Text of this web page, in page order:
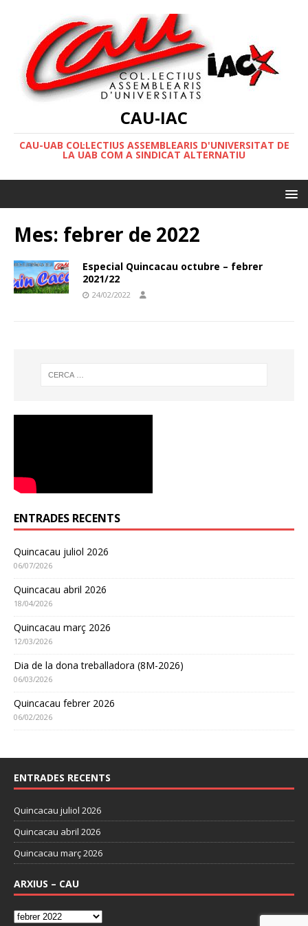
CAU-IAC
CAU-UAB COL·LECTIUS ASSEMBLEARIS D'UNIVERSITAT DE
LA UAB COM A SINDICAT ALTERNATIU
Mes: febrer de 2022
Especial Quincacau octubre – febrer
2021/22
24/02/2022
ENTRADES RECENTS
Quincacau juliol 2026
06/07/2026
Quincacau abril 2026
18/04/2026
Quincacau març 2026
12/03/2026
Dia de la dona treballadora (8M-2026)
06/03/2026
Quincacau febrer 2026
06/02/2026
ENTRADES RECENTS
Quincacau juliol 2026
Quincacau abril 2026
Quincacau març 2026
ARXIUS – CAU